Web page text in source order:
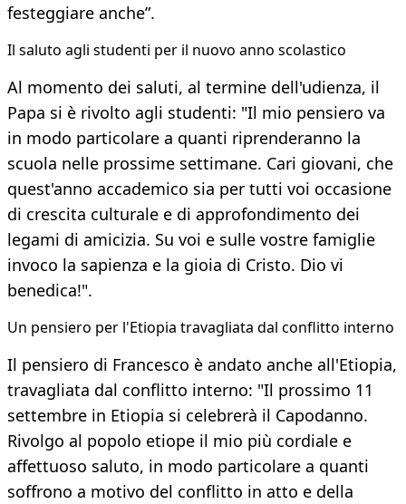
festeggiare anche”.
Il saluto agli studenti per il nuovo anno scolastico
Al momento dei saluti, al termine dell'udienza, il
Papa si è rivolto agli studenti: "Il mio pensiero va
in modo particolare a quanti riprenderanno la
scuola nelle prossime settimane. Cari giovani, che
quest'anno accademico sia per tutti voi occasione
di crescita culturale e di approfondimento dei
legami di amicizia. Su voi e sulle vostre famiglie
invoco la sapienza e la gioia di Cristo. Dio vi
benedica!".
Un pensiero per l'Etiopia travagliata dal conflitto interno
Il pensiero di Francesco è andato anche all'Etiopia,
travagliata dal conflitto interno: "Il prossimo 11
settembre in Etiopia si celebrerà il Capodanno.
Rivolgo al popolo etiope il mio più cordiale e
affettuoso saluto, in modo particolare a quanti
soffrono a motivo del conflitto in atto e della